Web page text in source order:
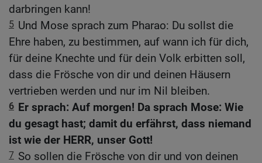
darbringen kann!
5 Und Mose sprach zum Pharao: Du sollst die
Ehre haben, zu bestimmen, auf wann ich für dich,
für deine Knechte und für dein Volk erbitten soll,
dass die Frösche von dir und deinen Häusern
vertrieben werden und nur im Nil bleiben.
6 Er sprach: Auf morgen! Da sprach Mose: Wie
du gesagt hast; damit du erfährst, dass niemand
ist wie der HERR, unser Gott!
7 So sollen die Frösche von dir und von deinen